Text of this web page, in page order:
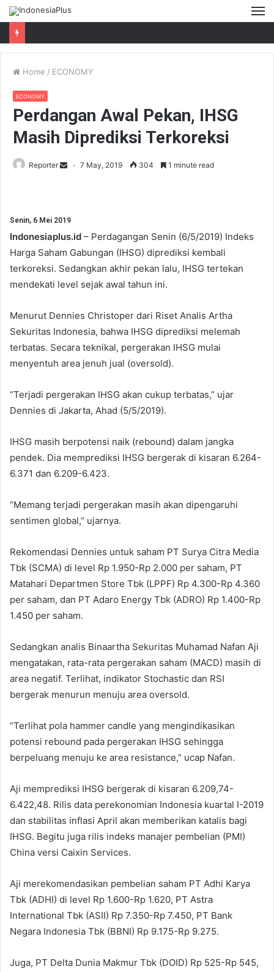
Home / ECONOMY
ECONOMY
Perdangan Awal Pekan, IHSG
Masih Diprediksi Terkoreksi
Reporter 7 May, 2019 304 1 minute read
Senin, 6 Mei 2019
Indonesiaplus.id – Perdagangan Senin (6/5/2019) Indeks
Harga Saham Gabungan (IHSG) diprediksi kembali
terkoreksi. Sedangkan akhir pekan lalu, IHSG tertekan
mendekati level sejak awal tahun ini.
Menurut Dennies Christoper dari Riset Analis Artha
Sekuritas Indonesia, bahwa IHSG diprediksi melemah
terbatas. Secara teknikal, pergerakan IHSG mulai
menyentuh area jenuh jual (oversold).
“Terjadi pergerakan IHSG akan cukup terbatas,” ujar
Dennies di Jakarta, Ahad (5/5/2019).
IHSG masih berpotensi naik (rebound) dalam jangka
pendek. Dia memprediksi IHSG bergerak di kisaran 6.264-
6.371 dan 6.209-6.423.
“Memang terjadi pergerakan masih akan dipengaruhi
sentimen global,” ujarnya.
Rekomendasi Dennies untuk saham PT Surya Citra Media
Tbk (SCMA) di level Rp 1.950-Rp 2.000 per saham, PT
Matahari Departmen Store Tbk (LPPF) Rp 4.300-Rp 4.360
per saham, dan PT Adaro Energy Tbk (ADRO) Rp 1.400-Rp
1.450 per saham.
Sedangkan analis Binaartha Sekuritas Muhamad Nafan Aji
mengatakan, rata-rata pergerakan saham (MACD) masih di
area negatif. Terlihat, indikator Stochastic dan RSI
bergerak menurun menuju area oversold.
“Terlihat pola hammer candle yang mengindikasikan
potensi rebound pada pergerakan IHSG sehingga
berpeluang menuju ke area resistance,” ucap Nafan.
Aji memprediksi IHSG bergerak di kisaran 6.209,74-
6.422,48. Rilis data perekonomian Indonesia kuartal I-2019
dan stabilitas inflasi April akan memberikan katalis bagi
IHSG. Begitu juga rilis indeks manajer pembelian (PMI)
China versi Caixin Services.
Aji merekomendasikan pembelian saham PT Adhi Karya
Tbk (ADHI) di level Rp 1.600-Rp 1.620, PT Astra
International Tbk (ASII) Rp 7.350-Rp 7.450, PT Bank
Negara Indonesia Tbk (BBNI) Rp 9.175-Rp 9.275.
Juga, PT Delta Dunia Makmur Tbk (DOID) Rp 525-Rp 545,